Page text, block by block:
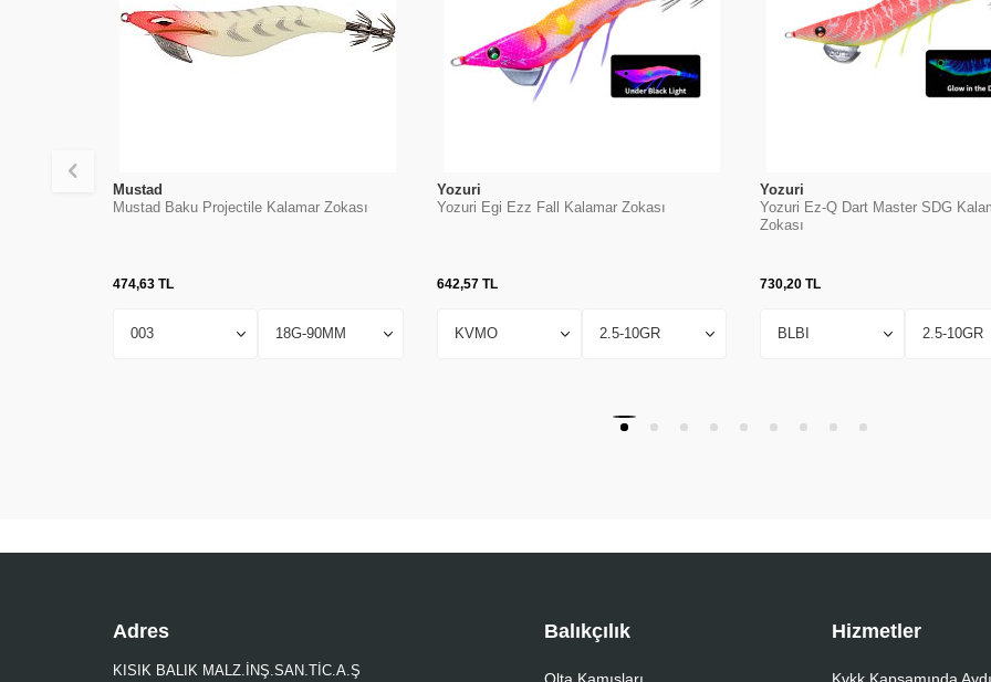
Mustad
Mustad Baku Projectile Kalamar Zokası
474,63 TL
Yozuri
Yozuri Egi Ezz Fall Kalamar Zokası
642,57TL
Yozuri
Yozuri Ez-Q Dart Master SDG
Zokası
730,20 TL
Adres
KISIK BALIK MALZ.İNŞ.SAN.TİC.A.Ş
Balıkçılık
Olta Kamışları
Hizmetler
Kvkk Kapsamında